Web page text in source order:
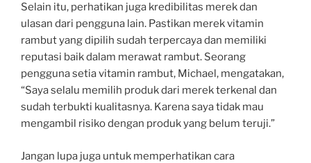
Selain itu, perhatikan juga kredibilitas merek dan
ulasan dari pengguna lain. Pastikan merek vitamin
rambut yang dipilih sudah terpercaya dan memiliki
reputasi baik dalam merawat rambut. Seorang
pengguna setia vitamin rambut, Michael, mengatakan,
“Saya selalu memilih produk dari merek terkenal dan
sudah terbukti kualitasnya. Karena saya tidak mau
mengambil risiko dengan produk yang belum teruji.”
Jangan lupa juga untuk memperhatikan cara